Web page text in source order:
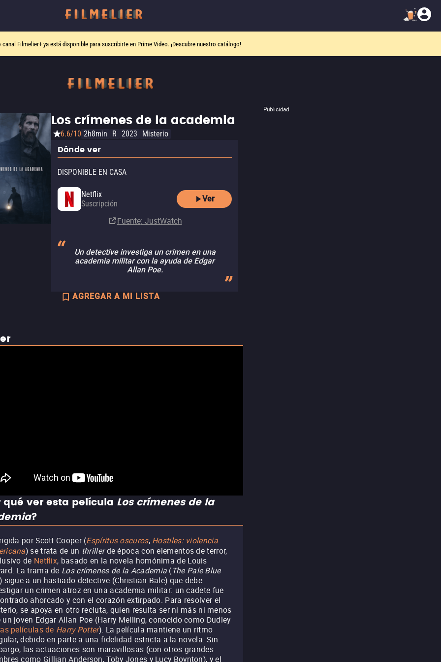
canal Filmelier+ya está disponible para suscribirte en Prime Video. ¡Descubre nuestro catálogo!
Publicidad
Los crímenes de la academia
6.6/10 2h8min R 2023 Misterio
Dónde ver
DISPONIBLE EN CASA
Netflix
Suscripción
Ver
Fuente: JustWatch
Un detective investiga un crimen en una
academia militar con la ayuda de Edgar
Allan Poe.
AGREGAR A MI LISTA
qué ver esta película Los crímenes de la
?
por Scott Cooper (Espíritus oscuros, Hostiles: violencia
) se trata de un thrillerde época con elementos de terror,
de Netflix, basado en la novela homónima de Louis
La trama de Los crímenes de la Academia (The Pale Blue
sigue a un hastiado detective (Christian Bale) que debe
un crimen atroz en una academia militar: un cadete fue
ahorcado y con el corazón extirpado. Para resolver el
se apoya en otro recluta, quien resulta ser ni más ni menos
un joven Edgar Allan Poe (Harry Melling, conocido como Dudley
películas de Harry Potter). La película mantiene un ritmo
debido en parte a una fidelidad estricta a la novela. Sin
las actuaciones son maravillosas (con otros grandes
como Gillian Anderson, Toby Jones y Lucy Boynton), y el